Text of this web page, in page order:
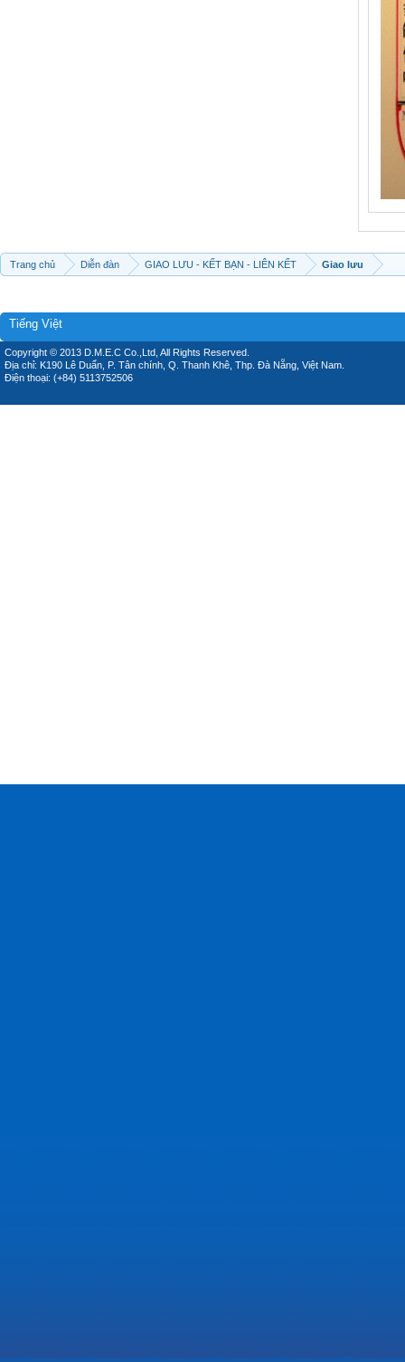
Trang chủ Diễn đàn GIAO LƯU - KẾT BẠN - LIÊN KẾT Giao lưu
Tiếng Việt
Copyright © 2013 D.M.E.C Co.,Ltd, All Rights Reserved.
Địa chỉ: K190 Lê Duẩn, P. Tân chính, Q. Thanh Khê, Thp. Đà Nẵng, Việt Nam.
Điện thoại: (+84) 5113752506